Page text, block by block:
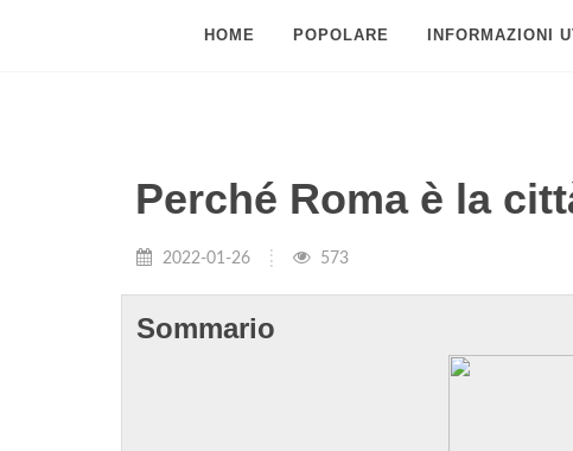
HOME POPOLARE INFORMAZIONI
Perché Roma è la
2022-01-26 573
Sommario